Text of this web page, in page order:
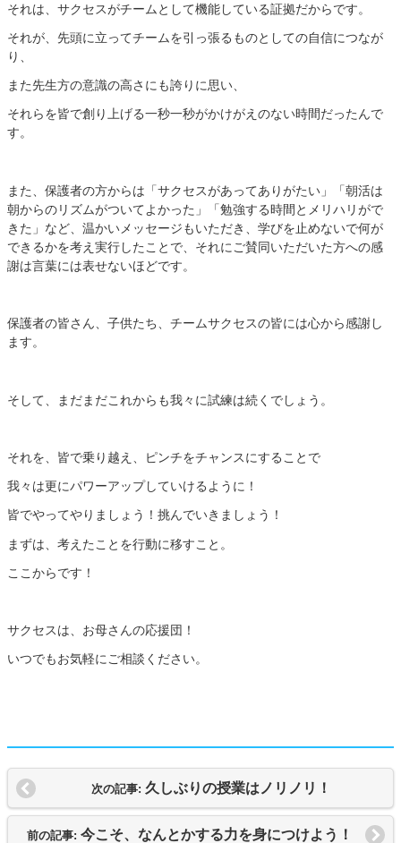
それは、サクセスがチームとして機能している証拠だからです。
それが、先頭に立ってチームを引っ張るものとしての自信につなが
り、
また先生方の意識の高さにも誇りに思い、
それらを皆で創り上げる一秒一秒がかけがえのない時間だったんで
す。
また、保護者の方からは「サクセスがあってありがたい」「朝活は
朝からのリズムがついてよかった」「勉強する時間とメリハリがで
きた」など、 温かいメッセージもいただき、学びを止めないで何が
できるかを考え実行したことで、それにご賛同いただいた方への感
謝は言葉には表せないほどです。
保護者の皆さん、子供たち、チームサクセスの皆には心から感謝し
ます。
そして、まだまだこれからも我々に試練は続くでしょう。
それを、皆で乗り越え、ピンチをチャンスにすることで
我々は更にパワーアップしていけるように！
皆でやってやりましょう！挑んでいきましょう！
まずは、考えたことを行動に移すこと。
ここからです！
サクセスは、お母さんの応援団！
いつでもお気軽にご相談ください。
次の記事: 久しぶりの授業はノリノリ！
前の記事: 今こそ、なんとかする力を身につけよう！